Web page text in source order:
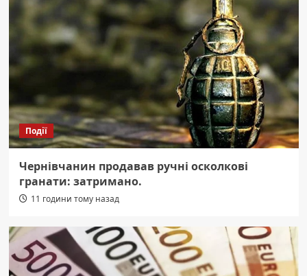
Події
Чернівчанин продавав ручні осколкові
гранати: затримано.
11 години тому назад